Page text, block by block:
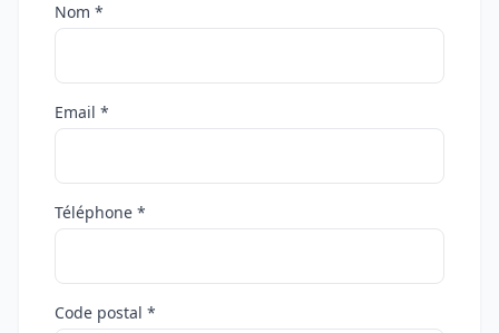
Nom *
Email *
Téléphone *
Code postal *